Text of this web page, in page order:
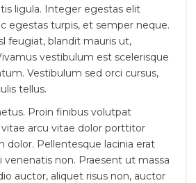
ligula. Integer egestas elit
egestas turpis, et semper neque.
feugiat, blandit mauris ut,
vestibulum est scelerisque
Vestibulum sed orci cursus,
tellus.
Proin finibus volutpat
arcu vitae dolor porttitor
dolor. Pellentesque lacinia erat
venenatis non. Praesent ut massa
auctor, aliquet risus non, auctor